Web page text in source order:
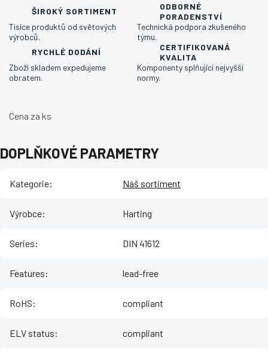
ŠIROKÝ SORTIMENT
Tisíce produktů od světových
výrobců.
ODBORNÉ
PORADENSTVÍ
Technická podpora zkušeného
týmu.
RYCHLÉ DODÁNÍ
Zboží skladem expedujeme
obratem.
CERTIFIKOVANÁ
KVALITA
Komponenty splňující nejvyšší
normy.
Cena za ks
DOPLŇKOVÉ PARAMETRY
Kategorie: Náš sortiment
Výrobce: Harting
Series: DIN 41612
Features: lead-free
RoHS: compliant
ELV status: compliant